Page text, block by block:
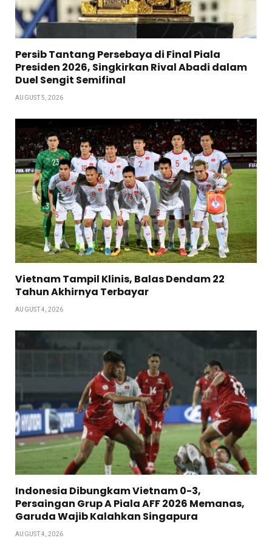
Persib Tantang Persebaya di Final Piala
Presiden 2026, Singkirkan Rival Abadi dalam
Duel Sengit Semifinal
AUGUST 5, 2026
Vietnam Tampil Klinis, Balas Dendam 22
Tahun Akhirnya Terbayar
AUGUST 4, 2026
Indonesia Dibungkam Vietnam 0-3,
Persaingan Grup A Piala AFF 2026 Memanas,
Garuda Wajib Kalahkan Singapura
AUGUST 4, 2026